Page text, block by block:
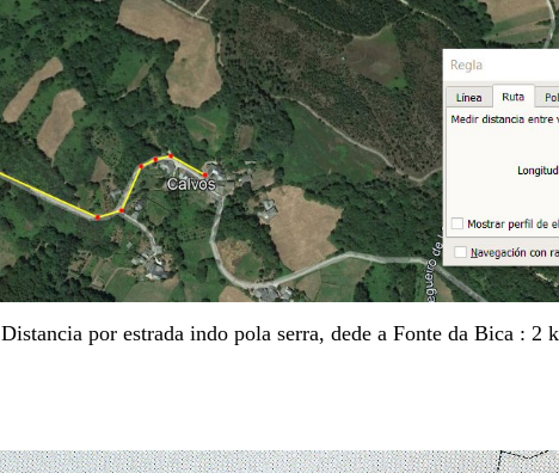
Distancia por estrada indo pola serra, dede a Fonte da Bica : 2